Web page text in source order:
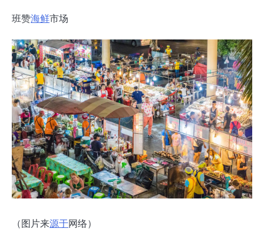
班赞海鲜市场
（图片来源于网络）